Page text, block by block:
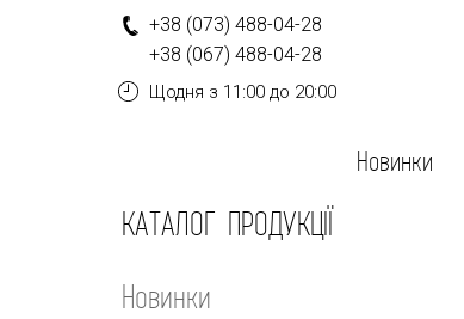
+38 (073) 488-04-28
+38 (067) 488-04-28
Щодня з 11:00 до 20:00
Новинки
КАТАЛОГ ПРОДУКЦІЇ
Новинки